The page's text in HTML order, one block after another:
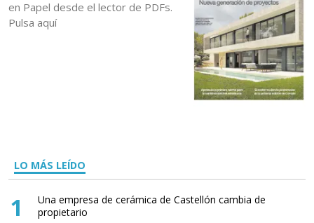
en Papel desde el lector de PDFs.
Pulsa aquí
LO MÁS LEÍDO
1
Una empresa de cerámica de Castellón cambia de
propietario